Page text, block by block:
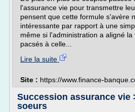
l'assurance vie pour transmettre
pensent que cette formule s'avère
intéressante par rapport à une
même si l'administration a aligné
pacsés à celle...
Lire la suite
Site : https://www.finance-
Succession assurance vie
soeurs